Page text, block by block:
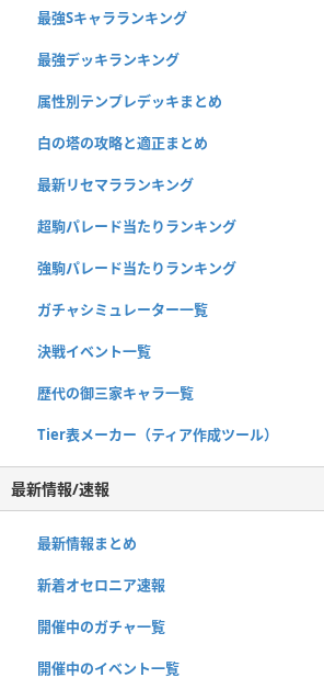
最強Sキャラランキング
最強デッキランキング
属性別テンプレデッキまとめ
白の塔の攻略と適正まとめ
最新リセマラランキング
超駒パレード当たりランキング
強駒パレード当たりランキング
ガチャシミュレーター一覧
決戦イベント一覧
歴代の御三家キャラ一覧
Tier表メーカー（ティア作成ツール）
最新情報/速報
最新情報まとめ
新着オセロニア速報
開催中のガチャ一覧
開催中のイベント一覧